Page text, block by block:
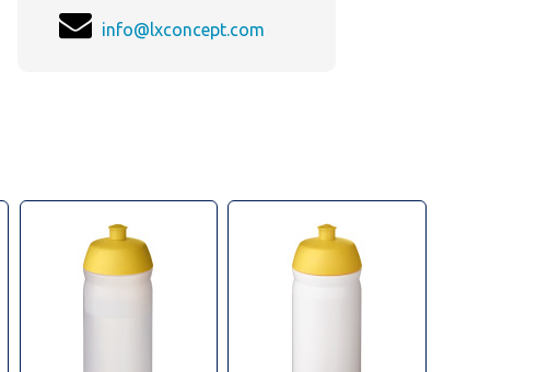
info@lxconcept.com